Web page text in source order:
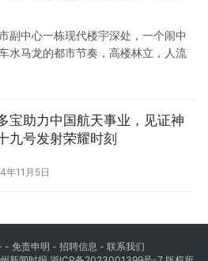
副中心一栋现代楼宇深处，一个闹中
水马龙的都市节奏，高楼林立，人流
气之中。墙上悬挂着名家书法与水墨
仿佛低声诉说着千年的琴脉传承。 案
宝助力中国航天事业，见证神
九号发射荣耀时刻
年11月5日
- 免责申明 - 招聘信息 - 联系我们